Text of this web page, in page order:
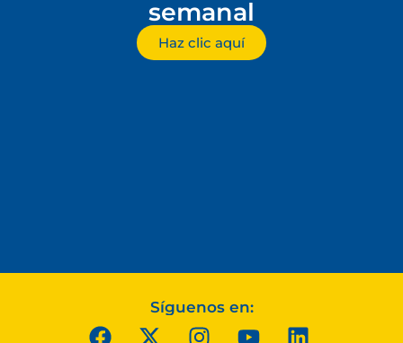
semanal
Haz clic aquí
Síguenos en: